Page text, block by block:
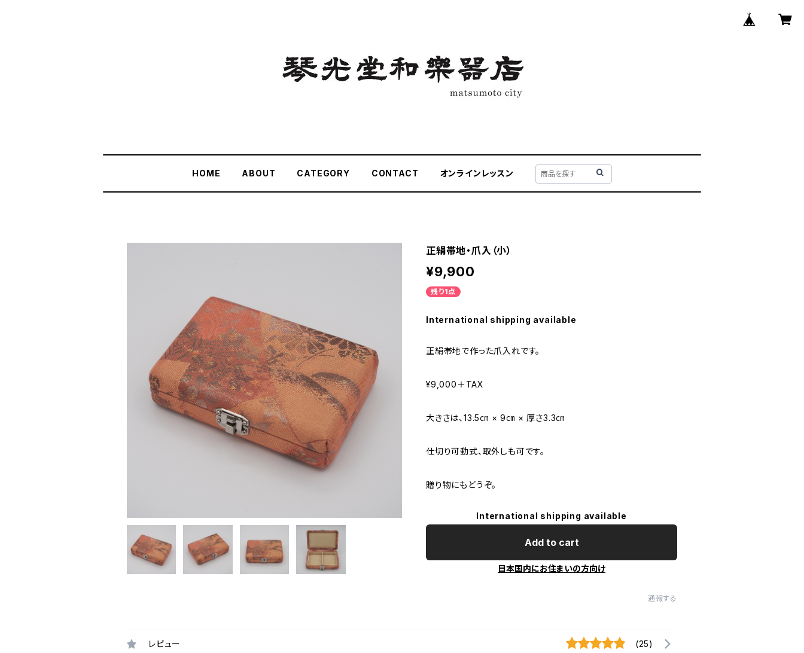
HOME ABOUT CATEGORY CONTACT オンラインレッスン
正絹帯地・爪入（小）
¥9,900
残り1点
International shipping available
正絹帯地で作った爪入れです。
¥9,000＋TAX
大きさは、13.5㎝ × 9㎝ × 厚さ3.3㎝
仕切り可動式、取外しも可です。
贈り物にもどうぞ。
International shipping available
Add to cart
日本国内にお住まいの方向け
通報する
レビュー (25)